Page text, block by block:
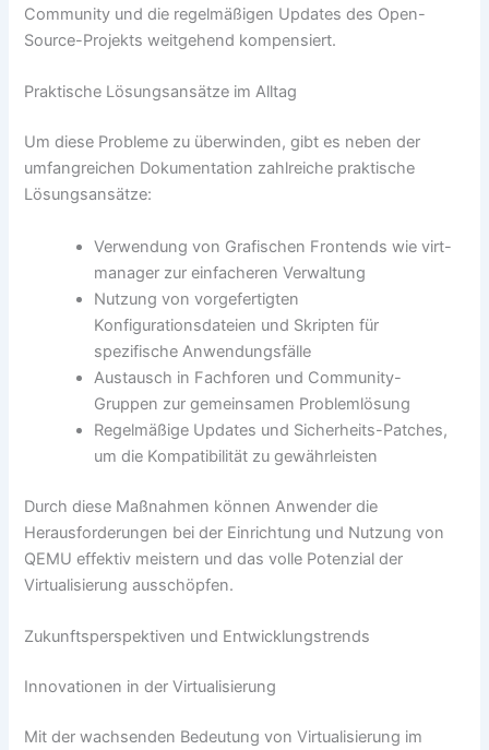
Community und die regelmäßigen Updates des Open-
Source-Projekts weitgehend kompensiert.
Praktische Lösungsansätze im Alltag
Um diese Probleme zu überwinden, gibt es neben der
umfangreichen Dokumentation zahlreiche praktische
Lösungsansätze:
Verwendung von Grafischen Frontends wie virt-
manager zur einfacheren Verwaltung
Nutzung von vorgefertigten
Konfigurationsdateien und Skripten für
spezifische Anwendungsfälle
Austausch in Fachforen und Community-
Gruppen zur gemeinsamen Problemlösung
Regelmäßige Updates und Sicherheits-Patches,
um die Kompatibilität zu gewährleisten
Durch diese Maßnahmen können Anwender die
Herausforderungen bei der Einrichtung und Nutzung von
QEMU effektiv meistern und das volle Potenzial der
Virtualisierung ausschöpfen.
Zukunftsperspektiven und Entwicklungstrends
Innovationen in der Virtualisierung
Mit der wachsenden Bedeutung von Virtualisierung im